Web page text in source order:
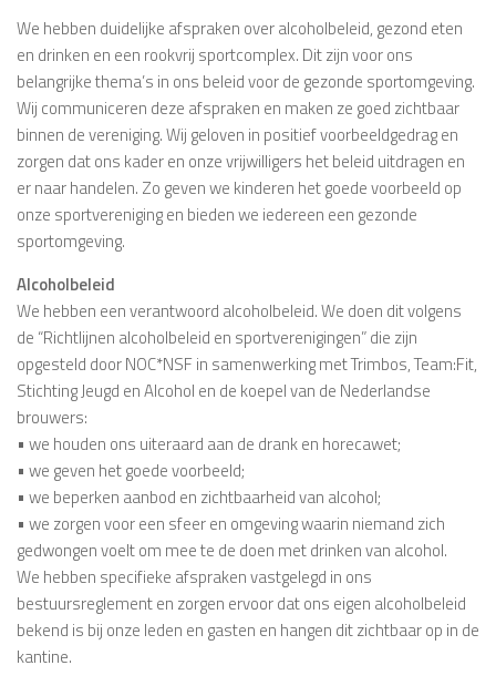
We hebben duidelijke afspraken over alcoholbeleid, gezond eten
en drinken en een rookvrij sportcomplex. Dit zijn voor ons
belangrijke thema’s in ons beleid voor de gezonde sportomgeving.
Wij communiceren deze afspraken en maken ze goed zichtbaar
binnen de vereniging. Wij geloven in positief voorbeeldgedrag en
zorgen dat ons kader en onze vrijwilligers het beleid uitdragen en
er naar handelen. Zo geven we kinderen het goede voorbeeld op
onze sportvereniging en bieden we iedereen een gezonde
sportomgeving.
Alcoholbeleid
We hebben een verantwoord alcoholbeleid. We doen dit volgens
de “Richtlijnen alcoholbeleid en sportverenigingen” die zijn
opgesteld door NOC*NSF in samenwerking met Trimbos, Team:Fit,
Stichting Jeugd en Alcohol en de koepel van de Nederlandse
brouwers:
• we houden ons uiteraard aan de drank en horecawet;
• we geven het goede voorbeeld;
• we beperken aanbod en zichtbaarheid van alcohol;
• we zorgen voor een sfeer en omgeving waarin niemand zich
gedwongen voelt om mee te de doen met drinken van alcohol.
We hebben specifieke afspraken vastgelegd in ons
bestuursreglement en zorgen ervoor dat ons eigen alcoholbeleid
bekend is bij onze leden en gasten en hangen dit zichtbaar op in de
kantine.